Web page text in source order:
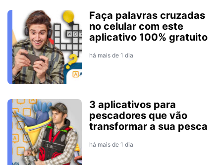
Faça palavras cruzadas
no celular com este
aplicativo 100% gratuito
há mais de 1 dia
3 aplicativos para
pescadores que vão
transformar a sua pesca
há mais de 1 dia